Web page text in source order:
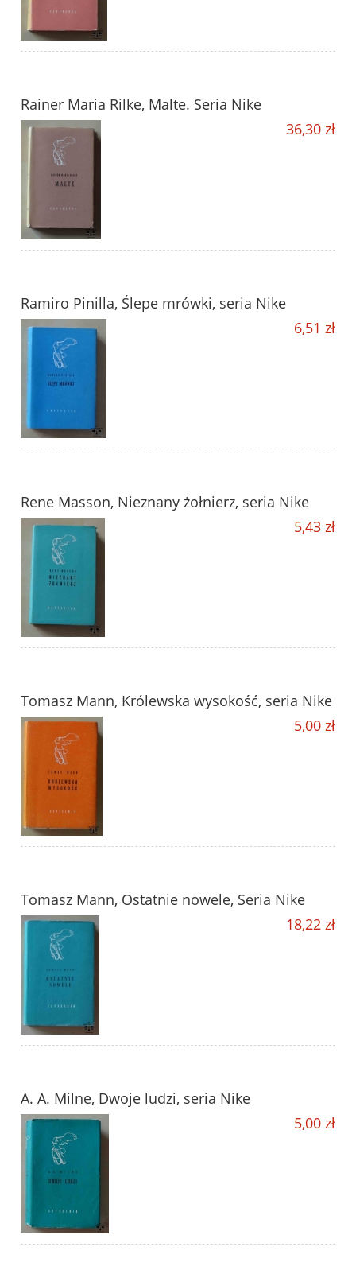
Rainer Maria Rilke, Malte. Seria Nike
36,30 zł
Ramiro Pinilla, Ślepe mrówki, seria Nike
6,51 zł
Rene Masson, Nieznany żołnierz, seria Nike
5,43 zł
Tomasz Mann, Królewska wysokość, seria Nike
5,00 zł
Tomasz Mann, Ostatnie nowele, Seria Nike
18,22 zł
A. A. Milne, Dwoje ludzi, seria Nike
5,00 zł